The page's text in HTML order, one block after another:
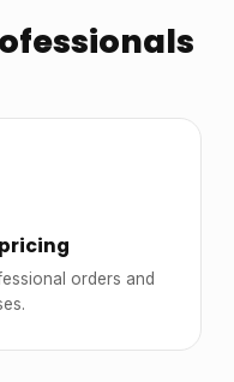
orders and